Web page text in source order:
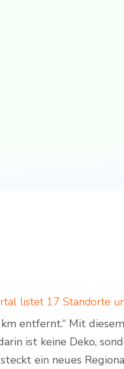
entfernt.“ Mit
ist keine Deko,
ein neues